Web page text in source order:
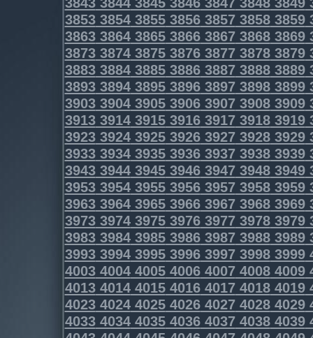
3853385438553856385738583859
3863386438653866386738683869
3873387438753876387738783879
3883388438853886388738883889
3893389438953896389738983899
3903390439053906390739083909
3913391439153916391739183919
3923392439253926392739283929
3933393439353936393739383939
3943394439453946394739483949
3953395439553956395739583959
3963396439653966396739683969
3973397439753976397739783979
3983398439853986398739883989
3993399439953996399739983999
4003400440054006400740084009
4013401440154016401740184019
4023402440254026402740284029
4033403440354036403740384039